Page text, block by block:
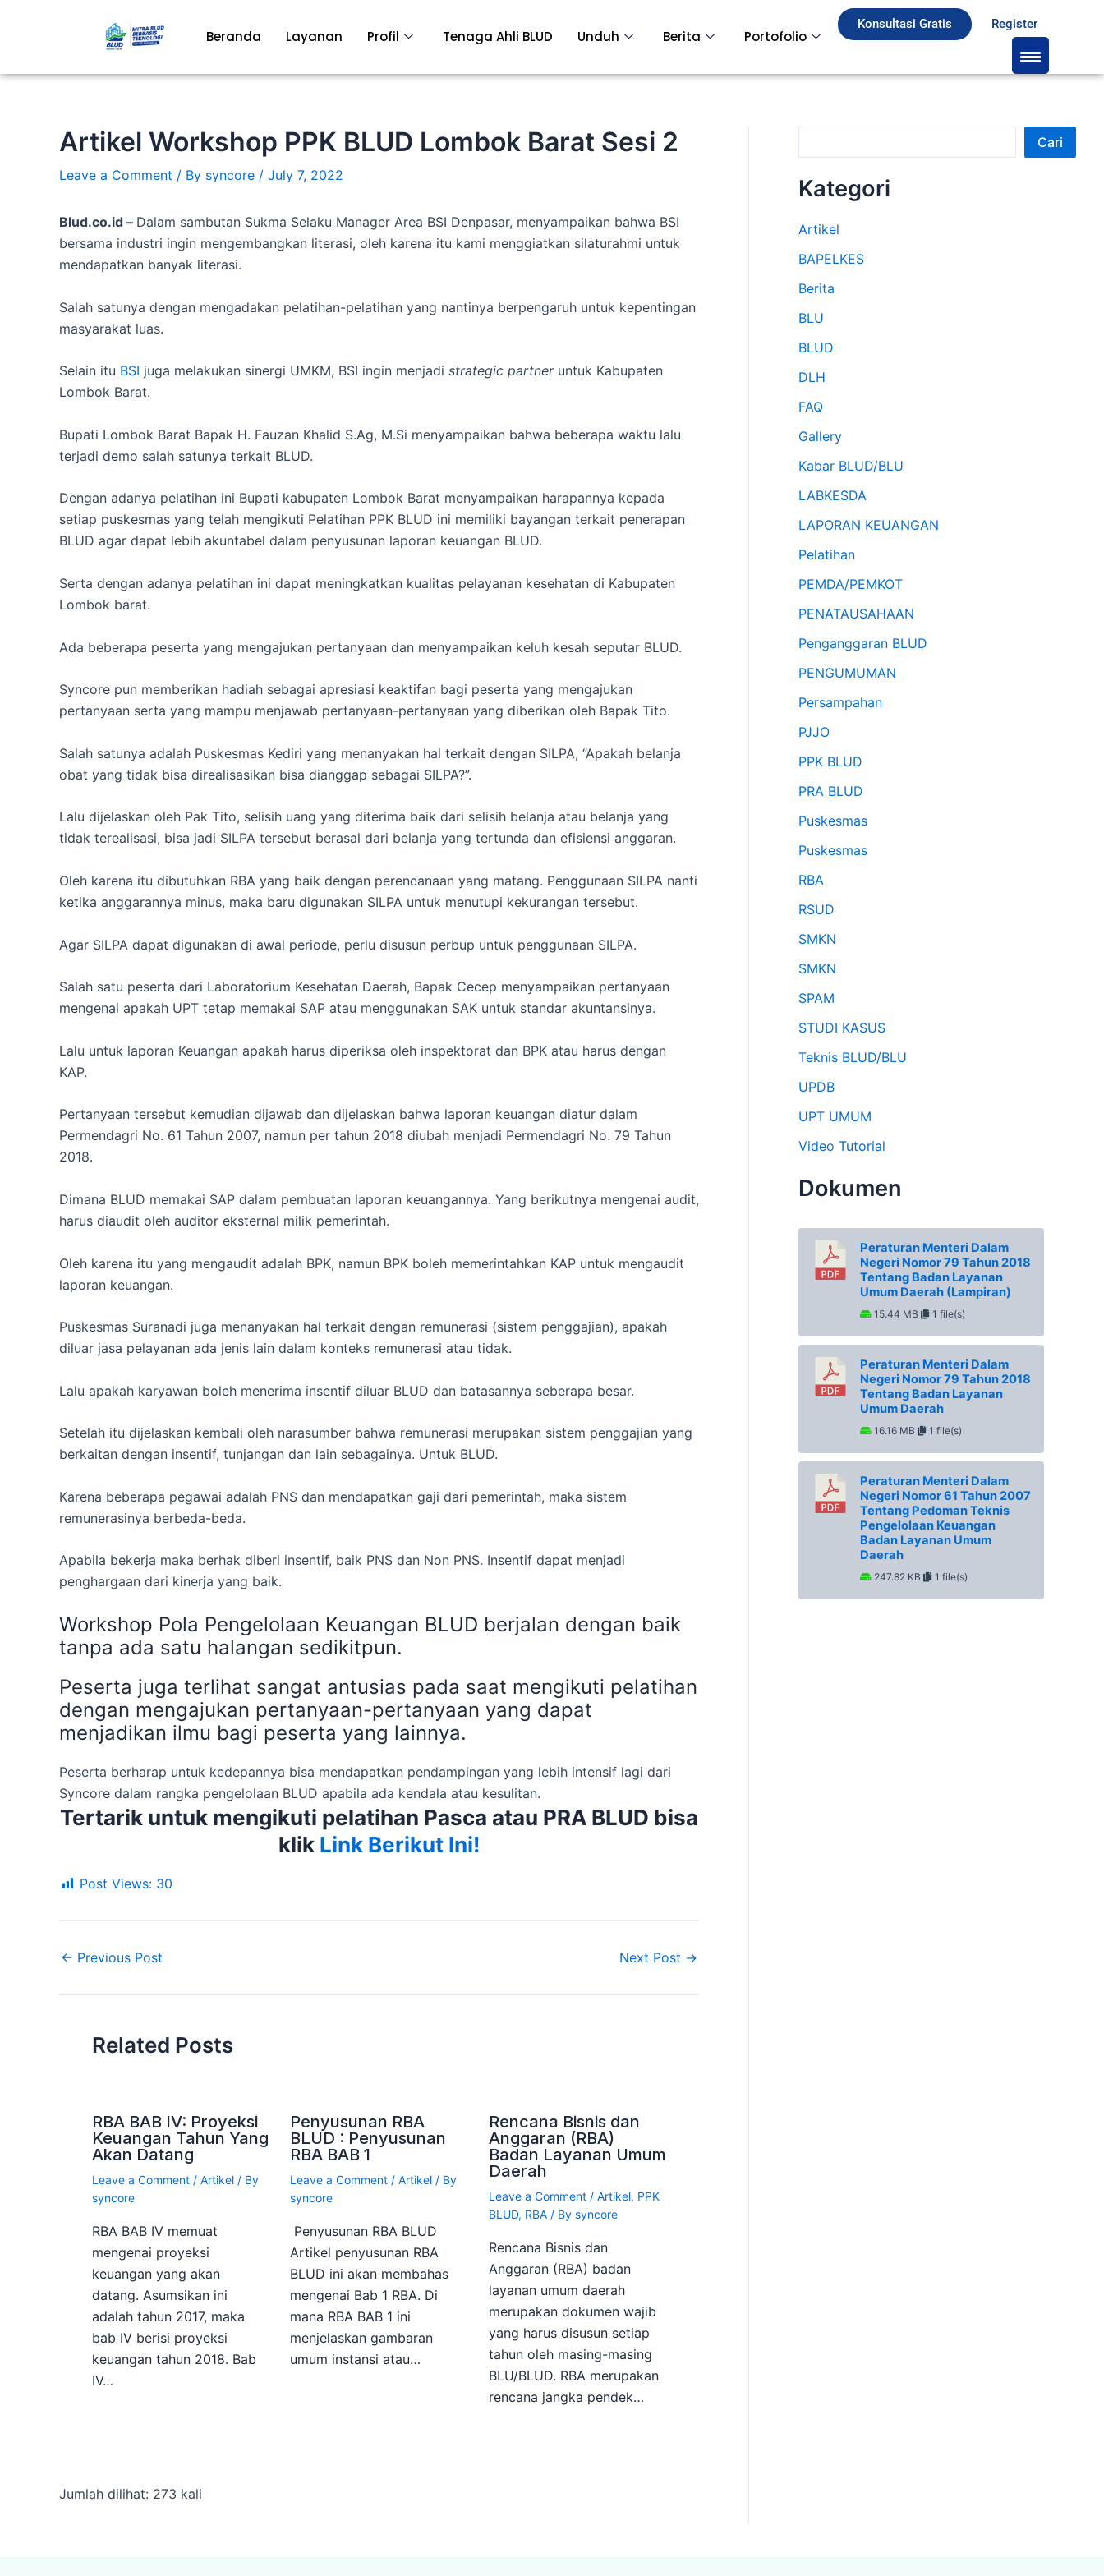
Beranda Layanan Profil Tenaga Ahli BLUD Unduh Berita Portofolio
Konsultasi Gratis Register
Artikel Workshop PPK BLUD Lombok Barat Sesi 2
Leave a Comment / By syncore / July 7, 2022
Blud.co.id – Dalam sambutan Sukma Selaku Manager Area BSI Denpasar, menyampaikan bahwa BSI
bersama industri ingin mengembangkan literasi, oleh karena itu kami menggiatkan silaturahmi untuk
mendapatkan banyak literasi.
Salah satunya dengan mengadakan pelatihan-pelatihan yang nantinya berpengaruh untuk kepentingan
masyarakat luas.
Selain itu BSI juga melakukan sinergi UMKM, BSI ingin menjadi strategic partneruntuk Kabupaten
Lombok Barat.
Bupati Lombok Barat Bapak H. Fauzan Khalid S.Ag, M.Si menyampaikan bahwa beberapa waktu lalu
terjadi demo salah satunya terkait BLUD.
Dengan adanya pelatihan ini Bupati kabupaten Lombok Barat menyampaikan harapannya kepada
setiap puskesmas yang telah mengikuti Pelatihan PPK BLUD ini memiliki bayangan terkait penerapan
BLUD agar dapat lebih akuntabel dalam penyusunan laporan keuangan BLUD.
Serta dengan adanya pelatihan ini dapat meningkatkan kualitas pelayanan kesehatan di Kabupaten
Lombok barat.
Ada beberapa peserta yang mengajukan pertanyaan dan menyampaikan keluh kesah seputar BLUD.
Syncore pun memberikan hadiah sebagai apresiasi keaktifan bagi peserta yang mengajukan
pertanyaan serta yang mampu menjawab pertanyaan-pertanyaan yang diberikan oleh Bapak Tito.
Salah satunya adalah Puskesmas Kediri yang menanyakan hal terkait dengan SILPA, “Apakah belanja
obat yang tidak bisa direalisasikan bisa dianggap sebagai SILPA?”.
Lalu dijelaskan oleh Pak Tito, selisih uang yang diterima baik dari selisih belanja atau belanja yang
tidak terealisasi, bisa jadi SILPA tersebut berasal dari belanja yang tertunda dan efisiensi anggaran.
Oleh karena itu dibutuhkan RBA yang baik dengan perencanaan yang matang. Penggunaan SILPA nanti
ketika anggarannya minus, maka baru digunakan SILPA untuk menutupi kekurangan tersebut.
Agar SILPA dapat digunakan di awal periode, perlu disusun perbup untuk penggunaan SILPA.
Salah satu peserta dari Laboratorium Kesehatan Daerah, Bapak Cecep menyampaikan pertanyaan
mengenai apakah UPT tetap memakai SAP atau menggunakan SAK untuk standar akuntansinya.
Lalu untuk laporan Keuangan apakah harus diperiksa oleh inspektorat dan BPK atau harus dengan
KAP.
Pertanyaan tersebut kemudian dijawab dan dijelaskan bahwa laporan keuangan diatur dalam
Permendagri No. 61 Tahun 2007, namun per tahun 2018 diubah menjadi Permendagri No. 79 Tahun
2018.
Dimana BLUD memakai SAP dalam pembuatan laporan keuangannya. Yang berikutnya mengenai audit,
harus diaudit oleh auditor eksternal milik pemerintah.
Oleh karena itu yang mengaudit adalah BPK, namun BPK boleh memerintahkan KAP untuk mengaudit
laporan keuangan.
Puskesmas Suranadi juga menanyakan hal terkait dengan remunerasi (sistem penggajian), apakah
diluar jasa pelayanan ada jenis lain dalam konteks remunerasi atau tidak.
Lalu apakah karyawan boleh menerima insentif diluar BLUD dan batasannya seberapa besar.
Setelah itu dijelaskan kembali oleh narasumber bahwa remunerasi merupakan sistem penggajian yang
berkaitan dengan insentif, tunjangan dan lain sebagainya. Untuk BLUD.
Karena beberapa pegawai adalah PNS dan mendapatkan gaji dari pemerintah, maka sistem
remunerasinya berbeda-beda.
Apabila bekerja maka berhak diberi insentif, baik PNS dan Non PNS. Insentif dapat menjadi
penghargaan dari kinerja yang baik.
Workshop Pola Pengelolaan Keuangan BLUD berjalan dengan baik
tanpa ada satu halangan sedikitpun.
Peserta juga terlihat sangat antusias pada saat mengikuti pelatihan
dengan mengajukan pertanyaan-pertanyaan yang dapat
menjadikan ilmu bagi peserta yang lainnya.
Peserta berharap untuk kedepannya bisa mendapatkan pendampingan yang lebih intensif lagi dari
Syncore dalam rangka pengelolaan BLUD apabila ada kendala atau kesulitan.
Tertarik untuk mengikuti pelatihan Pasca atau PRA BLUD bisa
klik Link Berikut Ini!
Post Views: 30
← Previous Post Next Post →
Related Posts
RBA BAB IV: Proyeksi
Keuangan Tahun Yang
Akan Datang
Leave a Comment / Artikel / By
syncore
RBA BAB IV memuat
mengenai proyeksi
keuangan yang akan
datang. Asumsikan ini
adalah tahun 2017, maka
bab IV berisi proyeksi
keuangan tahun 2018. Bab
IV…
Penyusunan RBA
BLUD : Penyusunan
RBA BAB 1
Leave a Comment /Artikel / By
syncore
Penyusunan RBA BLUD
Artikel penyusunan RBA
BLUD ini akan membahas
mengenai Bab 1 RBA. Di
mana RBA BAB 1 ini
menjelaskan gambaran
umum instansi atau…
Rencana Bisnis dan
Anggaran (RBA)
Badan Layanan Umum
Daerah
Leave a Comment / Artikel, PPK
BLUD, RBA/ By syncore
Rencana Bisnis dan
Anggaran (RBA) badan
layanan umum daerah
merupakan dokumen wajib
yang harus disusun setiap
tahun oleh masing-masing
BLU/BLUD. RBA merupakan
rencana jangka pendek…
Jumlah dilihat: 273 kali
e
Cari
Kategori
Artikel
BAPELKES
Berita
BLU
BLUD
DLH
FAQ
Gallery
Kabar BLUD/BLU
LABKESDA
LAPORAN KEUANGAN
Pelatihan
PEMDA/PEMKOT
PENATAUSAHAAN
Penganggaran BLUD
PENGUMUMAN
Persampahan
PJJO
PPK BLUD
PRA BLUD
Puskesmas
Puskesmas
RBA
RSUD
SMKN
SMKN
SPAM
STUDI KASUS
Teknis BLUD/BLU
UPDB
UPT UMUM
Video Tutorial
Dokumen
Peraturan Menteri Dalam
Negeri Nomor 79 Tahun 2018
Tentang Badan Layanan
Umum Daerah (Lampiran)
15.44 MB 1 file(s)
Peraturan Menteri Dalam
Negeri Nomor 79 Tahun 2018
Tentang Badan Layanan
Umum Daerah
16.16 MB 1 file(s)
Peraturan Menteri Dalam
Negeri Nomor 61 Tahun 2007
Tentang Pedoman Teknis
Pengelolaan Keuangan
Badan Layanan Umum
Daerah
247.82 KB 1 file(s)